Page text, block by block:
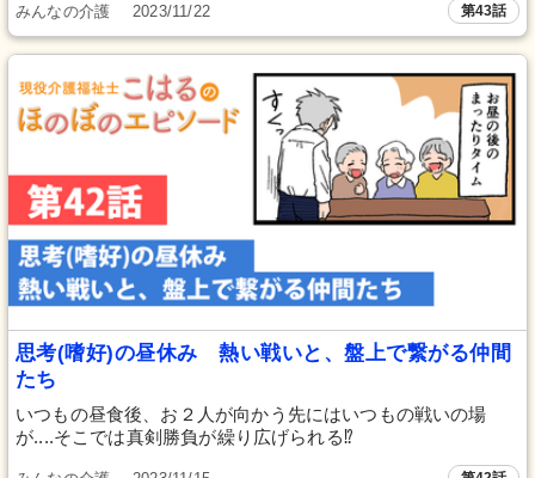
みんなの介護 2023/11/22 第43話
思考(嗜好)の昼休み 熱い戦いと、盤上で繋がる仲間
たち
いつもの昼食後、お２人が向かう先にはいつもの戦いの場
が....そこでは真剣勝負が繰り広げられる⁉